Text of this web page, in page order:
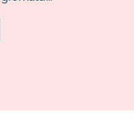
Gentili iscritti,
Infermieristiche
di condividere